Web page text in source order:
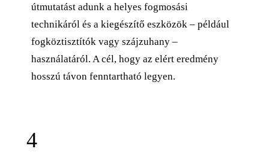
útmutatást adunk a helyes fogmosási
technikáról és a kiegészítő eszközök – például
fogköztisztítók vagy szájzuhany –
használatáról. A cél, hogy az elért eredmény
hosszú távon fenntartható legyen.
4